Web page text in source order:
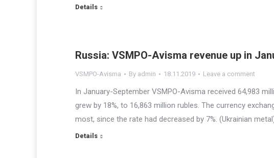
Details
Russia: VSMPO-Avisma revenue up in
VSMPO-Avisma By admin 18.11.2019 Leave a comment
In January-September VSMPO-Avisma received 64,983
grew by 18%, to 16,863 million rubles. The currency
most, since the rate had decreased by 7%. (Ukrainian
Details